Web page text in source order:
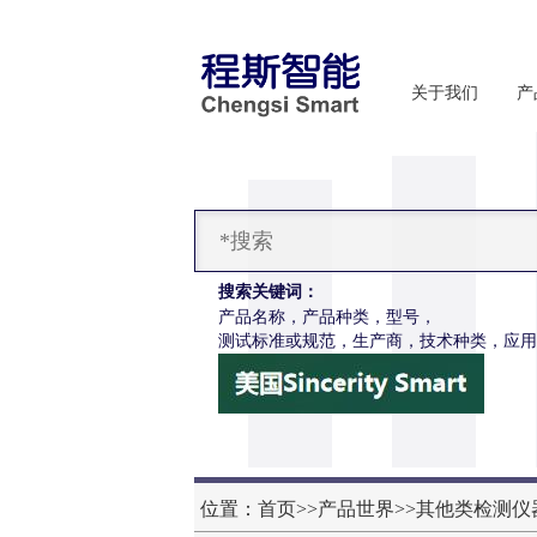
关于我们
搜索关键词：
产品名称，产品种类，型号，
测试标准或规范，生产商，技术种类，应
CSI-F1147烟花爆竹振动试验台
位置： 首页>>产品世界>>其他类检测仪